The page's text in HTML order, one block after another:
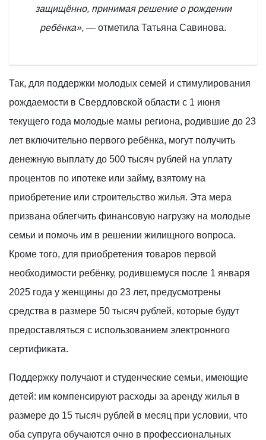
защищённо, принимая решение о рождении
ребёнка», — отметила Татьяна Савинова.
Так, для поддержки молодых семей и стимулирования
рождаемости в Свердловской области с 1 июня
текущего года молодые мамы региона, родившие до 23
лет включительно первого ребёнка, могут получить
денежную выплату до 500 тысяч рублей на уплату
процентов по ипотеке или займу, взятому на
приобретение или строительство жилья. Эта мера
призвана облегчить финансовую нагрузку на молодые
семьи и помочь им в решении жилищного вопроса.
Кроме того, для приобретения товаров первой
необходимости ребёнку, родившемуся после 1 января
2025 года у женщины до 23 лет, предусмотрены
средства в размере 50 тысяч рублей, которые будут
предоставляться с использованием электронного
сертификата.
Поддержку получают и студенческие семьи, имеющие
детей: им компенсируют расходы за аренду жилья в
размере до 15 тысяч рублей в месяц при условии, что
оба супруга обучаются очно в профессиональных